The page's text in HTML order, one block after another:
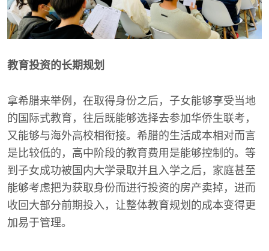
教育投资的长期规划
拿希腊来举例，在取得身份之后，子女能够享受当地
的国际式教育，往后既能够选择去参加华侨生联考，
又能够与海外高校相衔接。希腊的生活成本相对而言
是比较低的，高中阶段的教育费用是能够控制的。等
到子女成功被国内大学录取并且入学之后，家庭甚至
能够考虑把为获取身份而进行投资的房产卖掉，进而
收回大部分前期投入，让整体教育规划的成本变得更
加易于管理。